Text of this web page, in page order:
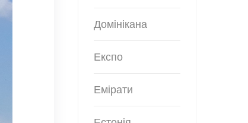
Домінікана
Експо
Емірати